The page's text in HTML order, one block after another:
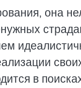
она
в